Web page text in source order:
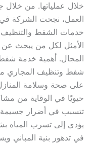
خلال عملياتها. من خلال
العمل، نجحت الشركة
خدمات الشفط والتنظيف.
الأمثل لكل من يبحث
المجال. أهمية خدمة
شفط وتنظيف المجاري
على صحة وسلامة
حيويًا في الوقاية من
تتسبب في أضرار جسيمة.
يؤدي إلى تسرب المياه
في تدهور بنية المباني